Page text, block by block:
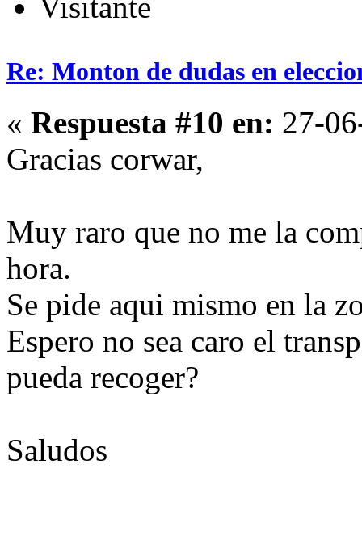
Visitante
Re: Monton de dudas en
« Respuesta #10 en: 27-
Gracias corwar,
Muy raro que no me la
hora.
Se pide aqui mismo en la
Espero no sea caro el
pueda recoger?
Saludos